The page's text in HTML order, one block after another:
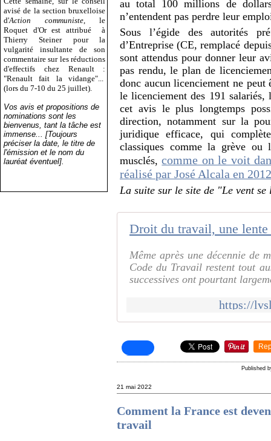
avisé de la section bruxelloise
d'Action communiste , le
Roquet d'Or est attribué
à
Thierry Steiner pour la
vulgarité insultante de son
commentaire sur les réductions
d'effectifs chez Renault :
"Renault fait la vidange"...
(lors du 7-10 du 25 juillet).
Vos avis et propositions de
nominations sont les
bienvenus, tant la tâche est
immense... [Toujours
préciser la date, le titre de
l'émission et le nom du
lauréat éventuel].
au total 100 millions de
n’entendent pas perdre leur
Sous l’égide des autorités
d’Entreprise (CE, remplacé
sont attendus pour donner leur
pas rendu, le plan de
donc aucun licenciement ne
le licenciement des 191
cet avis le plus longtemps
direction, notamment sur la
juridique efficace, qui
classiques comme la grève ou
musclés,comme on le voit
réalisé par José Alcala en
La suite sur le site de "Le vent
Droit du travail, une lente
Même après une décennie de
Code du Travail restent tout
successives ont pourtant
https://
Published
21 mai 2022
Comment la France est
travail